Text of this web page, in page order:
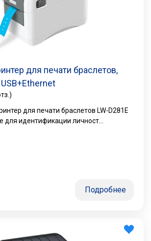
для печати браслетов,
для печати браслетов LW-D281E
для идентификации личност...
Подробнее